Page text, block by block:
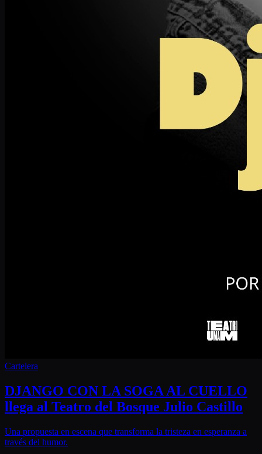
Cartelera
DJANGO CON LA SOGA AL CUELLO
llega al Teatro del Bosque Julio Castillo
Una propuesta en escena que transforma la tristeza en esperanza a
través del humor.